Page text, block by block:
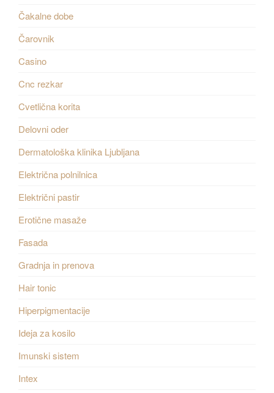
Čakalne dobe
Čarovnik
Casino
Cnc rezkar
Cvetlična korita
Delovni oder
Dermatološka klinika Ljubljana
Električna polnilnica
Električni pastir
Erotične masaže
Fasada
Gradnja in prenova
Hair tonic
Hiperpigmentacije
Ideja za kosilo
Imunski sistem
Intex